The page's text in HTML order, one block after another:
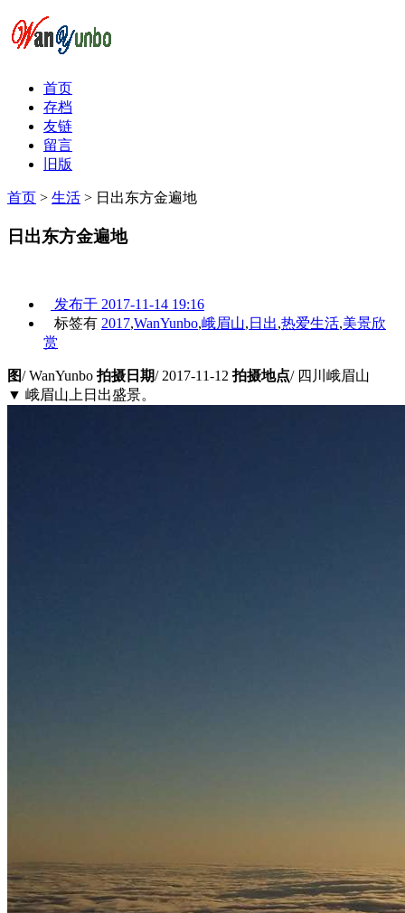
首页
存档
友链
留言
旧版
首页 > 生活 > 日出东方金遍地
日出东方金遍地
发布于 2017-11-14 19:16
标签有 2017,WanYunbo,峨眉山, 日出,热爱生活,美景欣
赏
图/ WanYunbo 拍摄日期/ 2017-11-12 拍摄地点/ 四川峨眉山
▼ 峨眉山上日出盛景。